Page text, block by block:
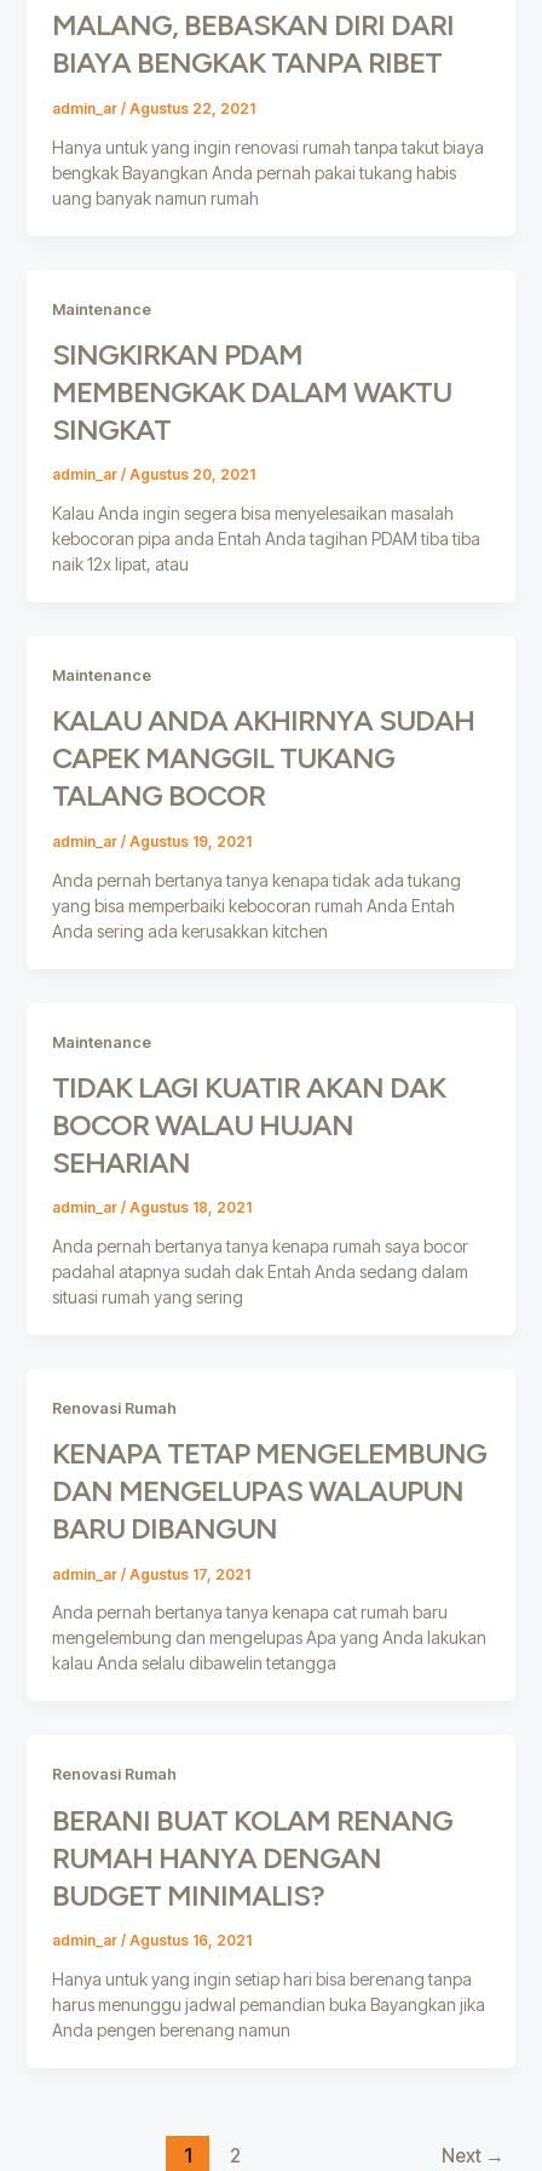
MALANG, BEBASKAN DIRI DARI
BIAYA BENGKAK TANPA RIBET
admin_ar / Agustus 22, 2021
Hanya untuk yang ingin renovasi rumah tanpa takut biaya
bengkak Bayangkan Anda pernah pakai tukang habis
uang banyak namun rumah
Maintenance
SINGKIRKAN PDAM
MEMBENGKAK DALAM WAKTU
SINGKAT
admin_ar / Agustus 20, 2021
Kalau Anda ingin segera bisa menyelesaikan masalah
kebocoran pipa anda Entah Anda tagihan PDAM tiba tiba
naik 12x lipat, atau
Maintenance
KALAU ANDA AKHIRNYA SUDAH
CAPEK MANGGIL TUKANG
TALANG BOCOR
admin_ar / Agustus 19, 2021
Anda pernah bertanya tanya kenapa tidak ada tukang
yang bisa memperbaiki kebocoran rumah Anda Entah
Anda sering ada kerusakkan kitchen
Maintenance
TIDAK LAGI KUATIR AKAN DAK
BOCOR WALAU HUJAN
SEHARIAN
admin_ar / Agustus 18, 2021
Anda pernah bertanya tanya kenapa rumah saya bocor
padahal atapnya sudah dak Entah Anda sedang dalam
situasi rumah yang sering
Renovasi Rumah
KENAPA TETAP MENGELEMBUNG
DAN MENGELUPAS WALAUPUN
BARU DIBANGUN
admin_ar / Agustus 17, 2021
Anda pernah bertanya tanya kenapa cat rumah baru
mengelembung dan mengelupas Apa yang Anda lakukan
kalau Anda selalu dibawelin tetangga
Renovasi Rumah
BERANI BUAT KOLAM RENANG
RUMAH HANYA DENGAN
BUDGET MINIMALIS?
admin_ar / Agustus 16, 2021
Hanya untuk yang ingin setiap hari bisa berenang tanpa
harus menunggu jadwal pemandian buka Bayangkan jika
Anda pengen berenang namun
1 2 Next →